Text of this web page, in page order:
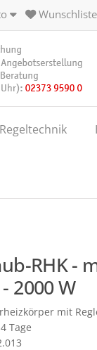
Wunschliste
Regeltechnik
RHK -
2000 W
mit
Tage